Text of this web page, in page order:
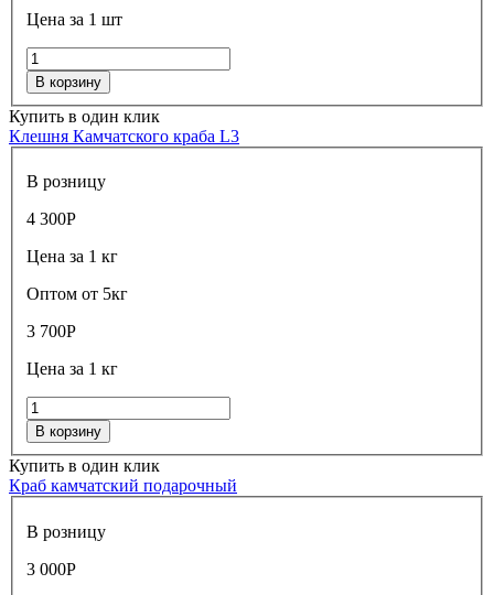
Цена за 1 шт
В корзину
Купить в один клик
Клешня Камчатского краба L3
В розницу
4 300Р
Цена за 1 кг
Оптом от 5кг
3 700Р
Цена за 1 кг
В корзину
Купить в один клик
Краб камчатский подарочный
В розницу
3 000Р